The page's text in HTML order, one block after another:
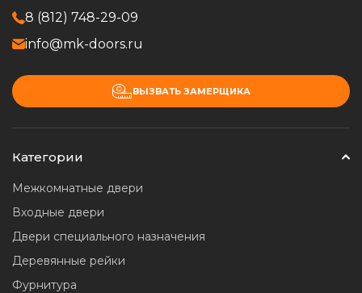
8 (812) 748-29-09
info@mk-doors.ru
ВЫЗВАТЬ ЗАМЕРЩИКА
Категории
Межкомнатные двери
Входные двери
Двери специального назначения
Деревянные рейки
Фурнитура